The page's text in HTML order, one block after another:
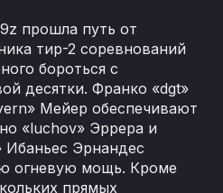
прошла путь от
тир-2 соревнований
бороться с
десятки. Франко «dgt»
Мейер обеспечивают
«luchov» Эррера и
Ибаньес Эрнандес
огневую мощь. Кроме
прямых